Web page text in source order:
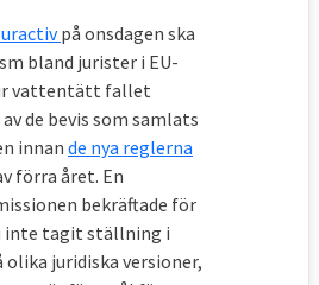
på onsdagen ska
bland jurister i EU-
vattentätt fallet
de bevis som samlats
innande nya reglerna
förra året. En
bekräftade för
inte tagit ställning i
olika juridiska versioner,